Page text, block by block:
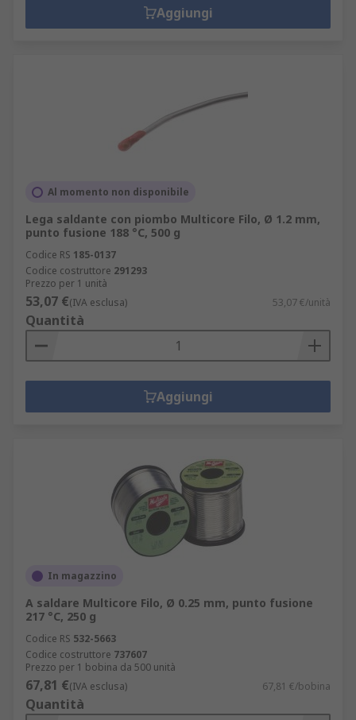
Aggiungi
Al momento non disponibile
Lega saldante con piombo Multicore Filo, Ø 1.2 mm,
punto fusione 188 °C, 500 g
Codice RS 185-0137
Codice costruttore 291293
Prezzo per 1 unità
53,07 €(IVA esclusa) 53,07 €/unità
Quantità
Aggiungi
In magazzino
A saldare Multicore Filo, Ø 0.25 mm, punto fusione
217 °C, 250 g
Codice RS 532-5663
Codice costruttore 737607
Prezzo per 1 bobina da 500 unità
67,81 €(IVA esclusa) 67,81 €/bobina
Quantità